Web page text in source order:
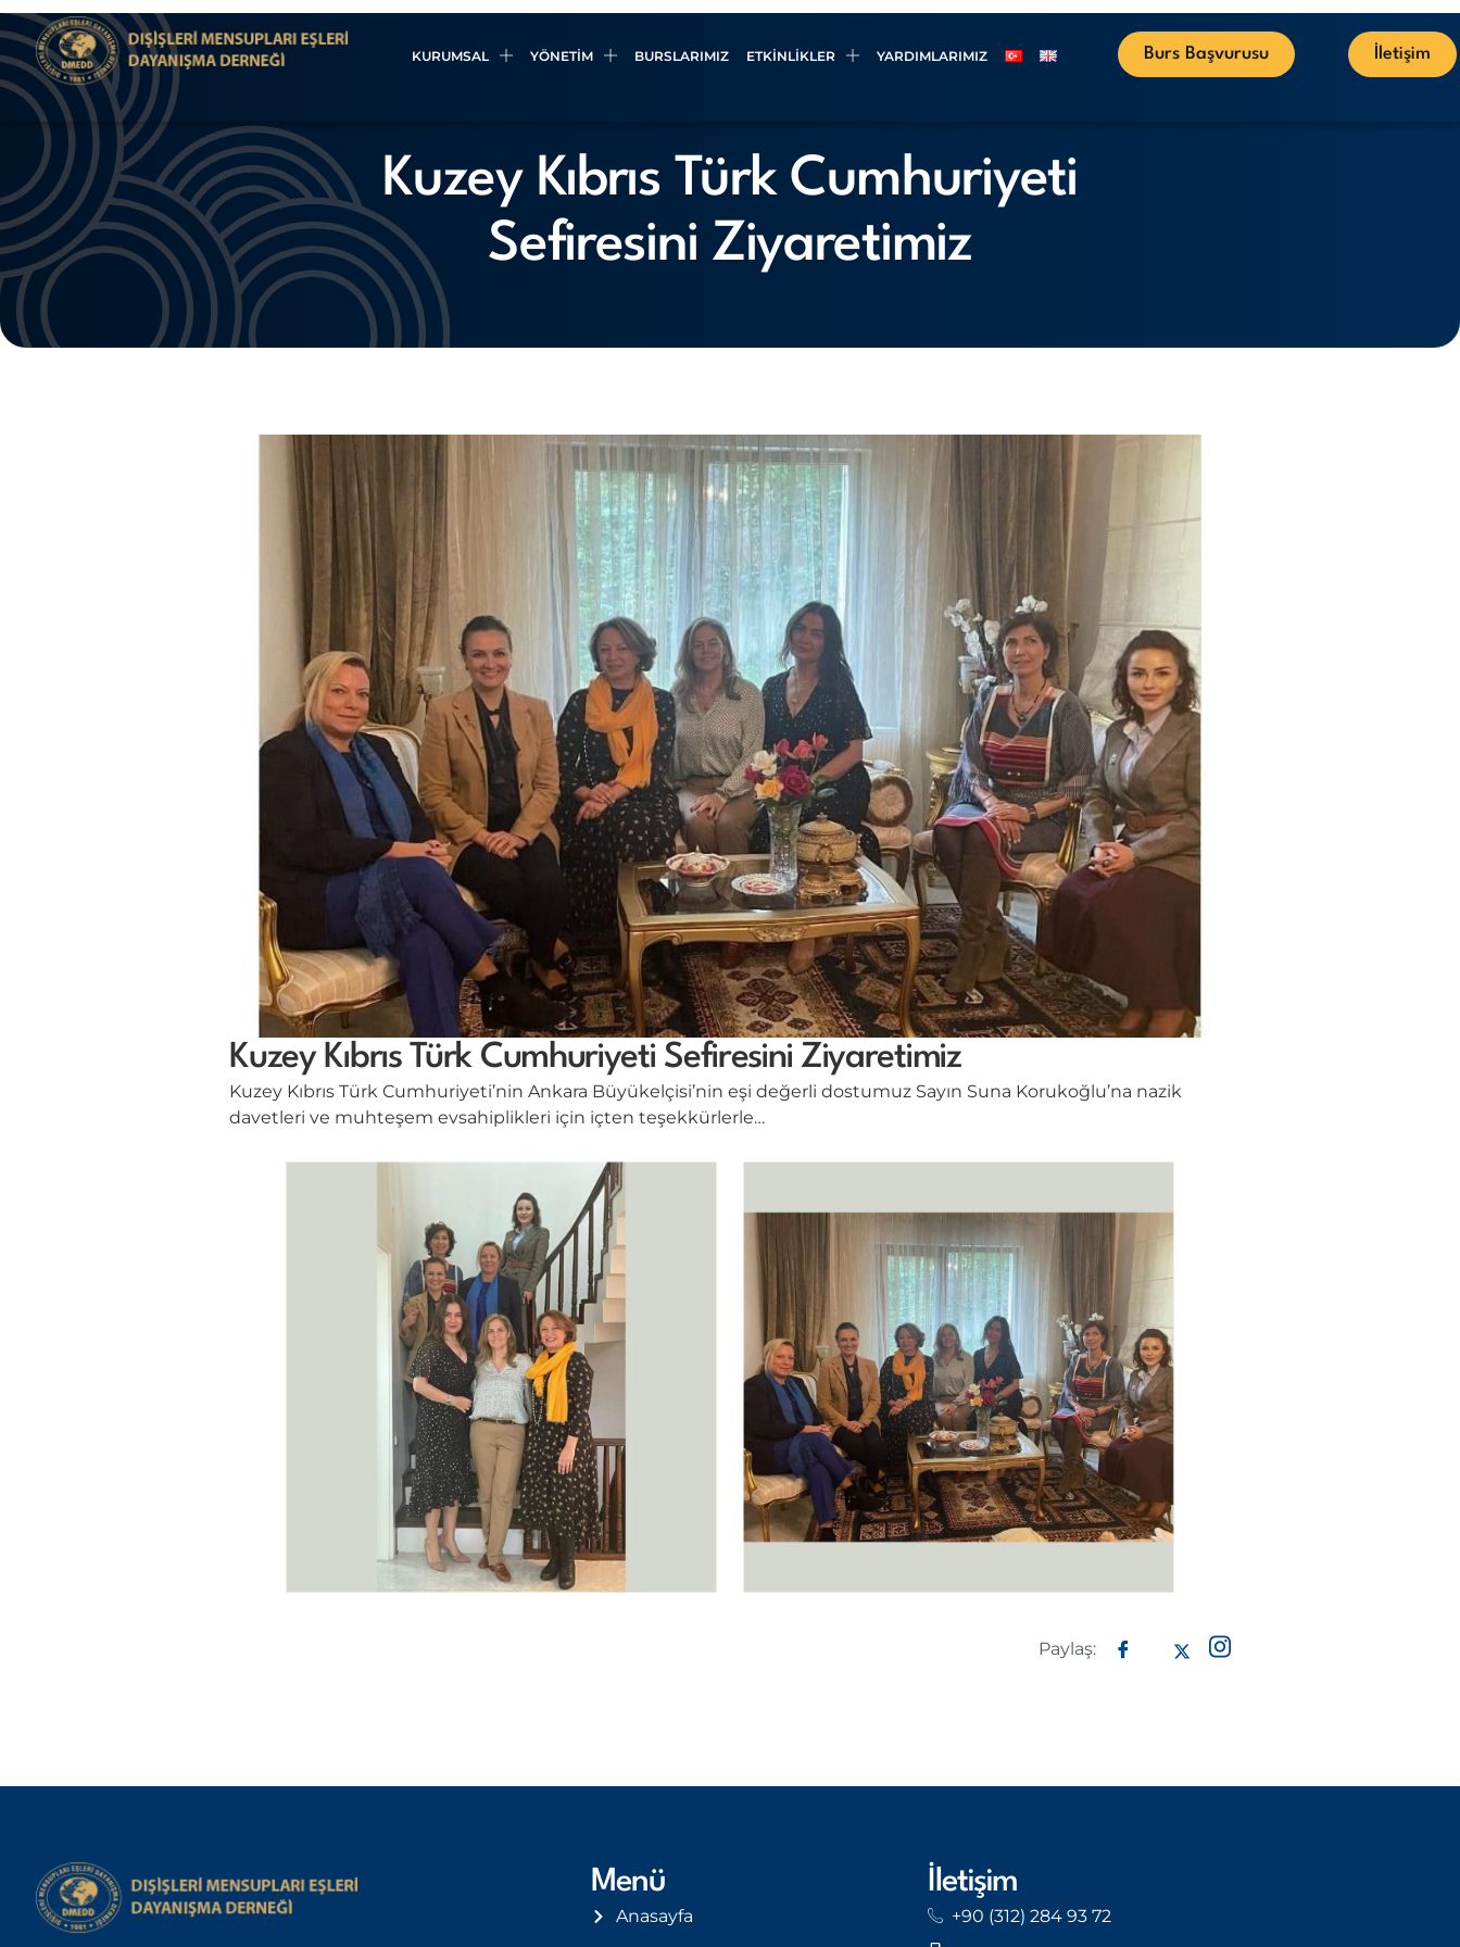
KURUMSAL YÖNETIM BURSLARIMIZ ETKINLIKLER YARDIMLARIMIZ Burs Başvurusu İletişim
Kuzey Kıbrıs Türk Cumhuriyeti
Sefiresini Ziyaretimiz
Kuzey Kıbrıs Türk Cumhuriyeti Sefiresini Ziyaretimiz
Kuzey Kıbrıs Türk Cumhuriyeti’nin Ankara Büyükelçisi’nin eşi değerli dostumuz Sayın Suna Korukoğlu’na nazik
davetleri ve muhteşem evsahiplikleri için içten teşekkürlerle…
Paylaş:
Menü
Anasayfa
İletişim
+90 (312) 284 93 72